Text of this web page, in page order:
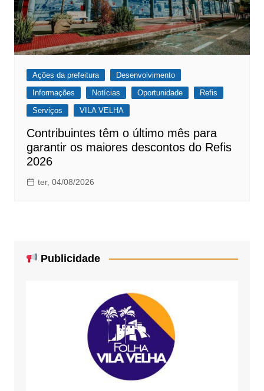
Ações da prefeitura
Desenvolvimento
Informações
Notícias Oportunidade
Refis
Serviços
VILA VELHA
Contribuintes têm o último mês para
garantir os maiores descontos do Refis
2026
ter, 04/08/2026
Publicidade